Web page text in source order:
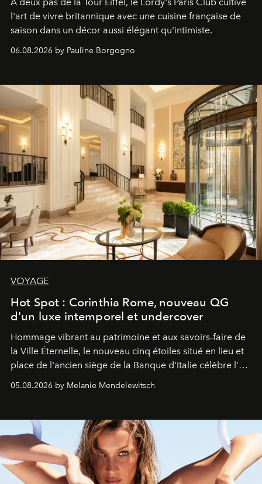
l'art de vivre britannique avec une cuisine française de
saison dans un décor aussi élégant qu'intimiste.
06.08.2026 by Pauline Borgogno
VOYAGE
Hot Spot : Corinthia Rome, nouveau QG
d'un luxe intemporel et undercover
Hommage vibrant au patrimoine et aux savoirs-faire de
la Ville Éternelle, le nouveau cinq étoiles situé en lieu et
place de l'ancien siège de la Banque d'Italie célèbre l'art
de vivre Romain dans toute son élégance intemporelle.
05.08.2026 by Melanie Mendelewitsch